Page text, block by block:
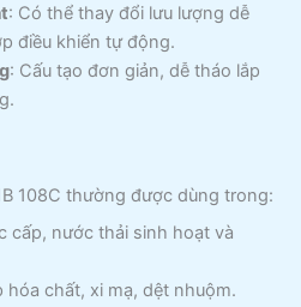
: Có thể thay đổi lưu lượng dễ
điều khiển tự động.
: Cấu tạo đơn giản, dễ tháo lắp
108C thường được dùng trong:
cấp, nước thải sinh hoạt và
chất, xi mạ, dệt nhuộm.